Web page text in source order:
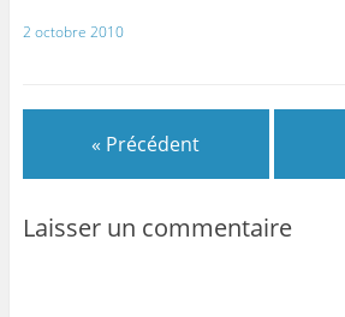
2 octobre 2010
« Précédent
Laisser un commentaire